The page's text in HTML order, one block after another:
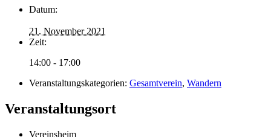
Datum:
21. November 2021
Zeit:
14:00 - 17:00
Veranstaltungskategorien: Gesamtverein, Wandern
Veranstaltungsort
Vereinsheim